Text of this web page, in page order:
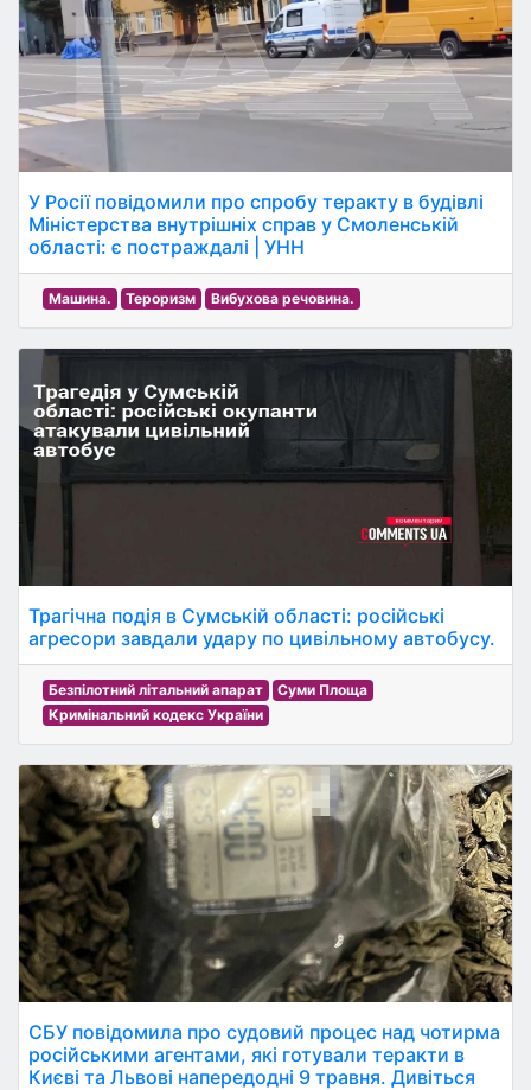
У Росії повідомили про спробу теракту в будівлі
Міністерства внутрішніх справ у Смоленській
області: є постраждалі | УНН
Машина. Тероризм Вибухова речовина.
Трагічна подія в Сумській області: російські
агресори завдали удару по цивільному автобусу.
Безпілотний літальний апарат
Суми Площа
Кримінальний кодекс України
СБУ повідомила про судовий процес над чотирма
російськими агентами, які готували теракти в
Києві та Львові напередодні 9 травня. Дивіться